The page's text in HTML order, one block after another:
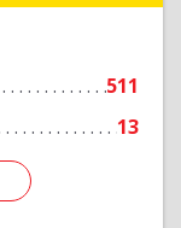
511
13
Подробнее